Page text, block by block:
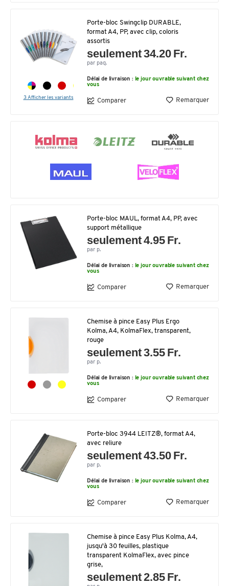
3 Afficher les variants
Porte-bloc Swingclip DURABLE,
format A4, PP, avec clip, coloris
assortis
seulement 34.20 Fr.
par paq.
Délai de livraison : le jour ouvrable suivant chez
vous
Comparer Remarquer
Porte-bloc MAUL, format A4, PP, avec
support métallique
seulement 4.95 Fr.
par p.
Délai de livraison : le jour ouvrable suivant chez
vous
Comparer Remarquer
Chemise à pince Easy Plus Ergo
Kolma, A4, KolmaFlex, transparent,
rouge
seulement 3.55 Fr.
par p.
Délai de livraison : le jour ouvrable suivant chez
vous
Comparer Remarquer
Porte-bloc 3944 LEITZ®, format A4,
avec reliure
seulement 43.50 Fr.
par p.
Délai de livraison : le jour ouvrable suivant chez
vous
Comparer Remarquer
Chemise à pince Easy Plus Kolma, A4,
jusqu'à 30 feuilles, plastique
transparent KolmaFlex, avec pince
grise,
seulement 2.85 Fr.